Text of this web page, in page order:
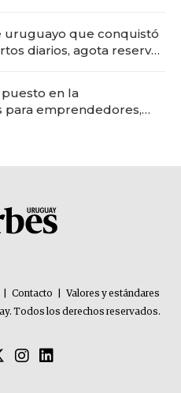
uruguayo que conquistó
diarios, agota reservas
en la
para emprendedores,
Contacto
Valores y estándares
Todos los derechos reservados.